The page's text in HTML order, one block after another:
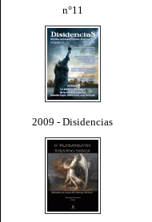
n°11
2009 - Disidencias